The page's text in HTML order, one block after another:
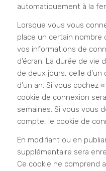
automatiquement à la
Lorsque vous vous
place un certain nombre
vos informations de
d’écran. La durée de vie
de deux jours, celle d’un
d’un an. Si vous cochez
cookie de connexion
semaines. Si vous vous
compte, le cookie de
En modifiant ou en
supplémentaire sera
Ce cookie ne comprend